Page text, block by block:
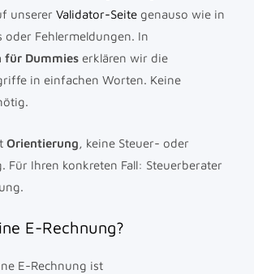
unserer Validator-Seite genauso wie in
oder Fehlermeldungen. In
für Dummies erklären wir die
in einfachen Worten. Keine
Orientierung, keine Steuer- oder
Für Ihren konkreten Fall: Steuerberater
E-Rechnung?
E-Rechnung ist